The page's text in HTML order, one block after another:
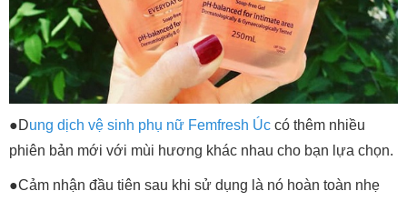
●Dung dịch vệ sinh phụ nữ Femfresh Úc có thêm nhiều
phiên bản mới với mùi hương khác nhau cho bạn lựa chọn.
●Cảm nhận đầu tiên sau khi sử dụng là nó hoàn toàn nhẹ